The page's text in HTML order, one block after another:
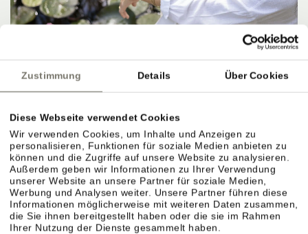
Zustimmung Details Über Cookies
Diese Webseite verwendet Cookies
Wir verwenden Cookies, um Inhalte und Anzeigen zu
personalisieren, Funktionen für soziale Medien anbieten zu
können und die Zugriffe auf unsere Website zu analysieren.
Außerdem geben wir Informationen zu Ihrer Verwendung
unserer Website an unsere Partner für soziale Medien,
Werbung und Analysen weiter. Unsere Partner führen diese
Informationen möglicherweise mit weiteren Daten zusammen,
die Sie ihnen bereitgestellt haben oder die sie im Rahmen
Ihrer Nutzung der Dienste gesammelt haben.